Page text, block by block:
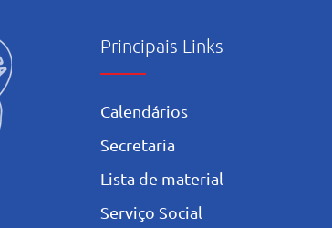
Principais Links
Calendários
Secretaria
L ista de material
Serviço Social